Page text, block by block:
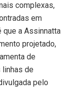
complexas,
em
que a Assinnatta
projetado,
de
de
pelo